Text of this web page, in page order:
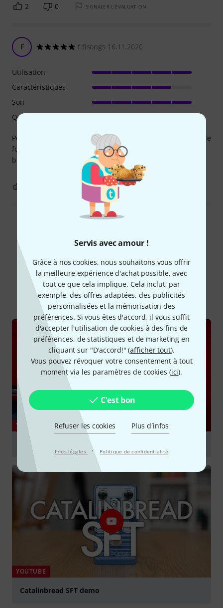
Servis avec amour !
Grâce à nos cookies, nous souhaitons vous offrir
la meilleure expérience d'achat possible, avec
tout ce que cela implique. Cela inclut, par
exemple, des offres adaptées, des publicités
personnalisées et la mémorisation des
préférences. Si vous êtes d'accord, il vous suffit
d'accepter l'utilisation de cookies à des fins de
préférences, de statistiques et de marketing en
cliquant sur "D'accord!" (afficher tout).
Vous pouvez révoquer votre consentement à tout
moment via les paramètres de cookies (ici).
C'est bon
Refuser les cookies Plus d´infos
Infos légales · Politique de confidentialité
2 0 SIGNALER L'ÉVALUATION
F fifisongs 16.11.2020
Pour jouer à la façon des rolling stones , le son est parfait. le
format et la fabrication de cette pédale overdrive sont très
bien.
Utilisation
Caractéristiques
Son
Qualité de fabrication
SIGNALER L'ÉVALUATION
Le saviez-vous?
Tout Vidéos Guides
YOUTUBE
Catalinbread SFT: Guitar Demo
YOUTUBE
Catalinbread SFT demo